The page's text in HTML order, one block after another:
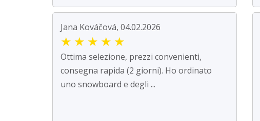
Jana Kováčová, 04.02.2026
★ ★ ★ ★ ★
Ottima selezione, prezzi convenienti,
consegna rapida (2 giorni). Ho ordinato
uno snowboard e degli ...